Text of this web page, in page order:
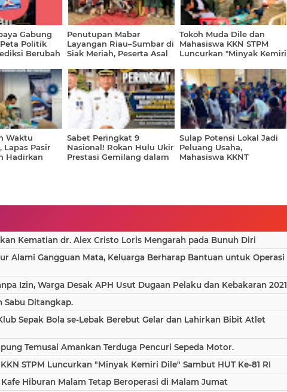
Gabung
Politik
Berubah
Penutupan Mabar
Layangan Riau–Sumbar di
Siak Meriah, Peserta Asal
Tokoh Muda Dile dan
Mahasiswa KKN STPM
Luncurkan "Minyak Kemiri
Waktu
Lapas Pasir
Hadirkan
Sabet Peringkat 9
Nasional! Rokan Hulu Ukir
Prestasi Gemilang dalam
Sulap Potensi Lokal Jadi
Peluang Usaha,
Mahasiswa KKNT
Kematian dr. Alex Cristo Loris Mengarah pada Bunuh Diri
Alami Gangguan Mata, Keluarga Berharap Bantuan untuk Operasi
Izin, Warga Desak APH Usut Dugaan Pelaku dan Kebakaran 2021
Sabu Ditangkap.
Sepak Bola se-Lebak Berebut Gelar dan Lahirkan Bibit Atlet
Temusai Amankan Terduga Pencuri Sepeda Motor.
STPM Luncurkan "Minyak Kemiri Dile" Sambut HUT Ke-81 RI
Hiburan Malam Tetap Beroperasi di Malam Jumat